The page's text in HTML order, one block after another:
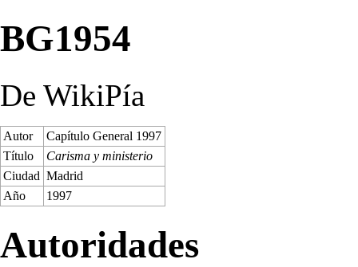
BG1954
De WikiPía
Autor
Capítulo General 1997
Título
Carisma y ministerio
Ciudad Madrid
Año
1997
Autoridades